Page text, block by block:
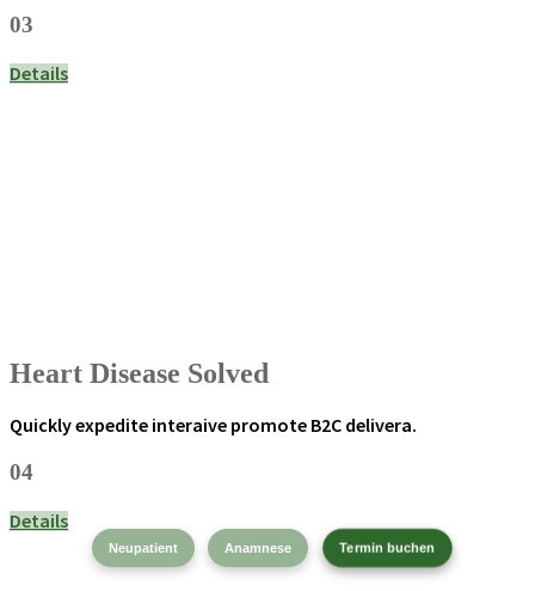
Termin buchen
Anamnese
Neupatient
03
Details
Heart Disease Solved
Quickly expedite interaive promote B2C delivera.
04
Details